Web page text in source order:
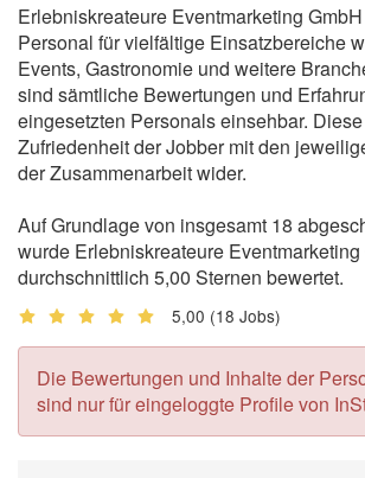
Erlebniskreateure Eventmarketing
Personal für vielfältige Einsatzbereiche
Events, Gastronomie und weitere
sind sämtliche Bewertungen und
eingesetzten Personals einsehbar.
Zufriedenheit der Jobber mit den
der Zusammenarbeit wider.
Auf Grundlage von insgesamt 18
wurde Erlebniskreateure
durchschnittlich 5,00 Sternen bewertet.
5,00 (18 Jobs)
Die Bewertungen und Inhalte der
sind nur für eingeloggte Profile von